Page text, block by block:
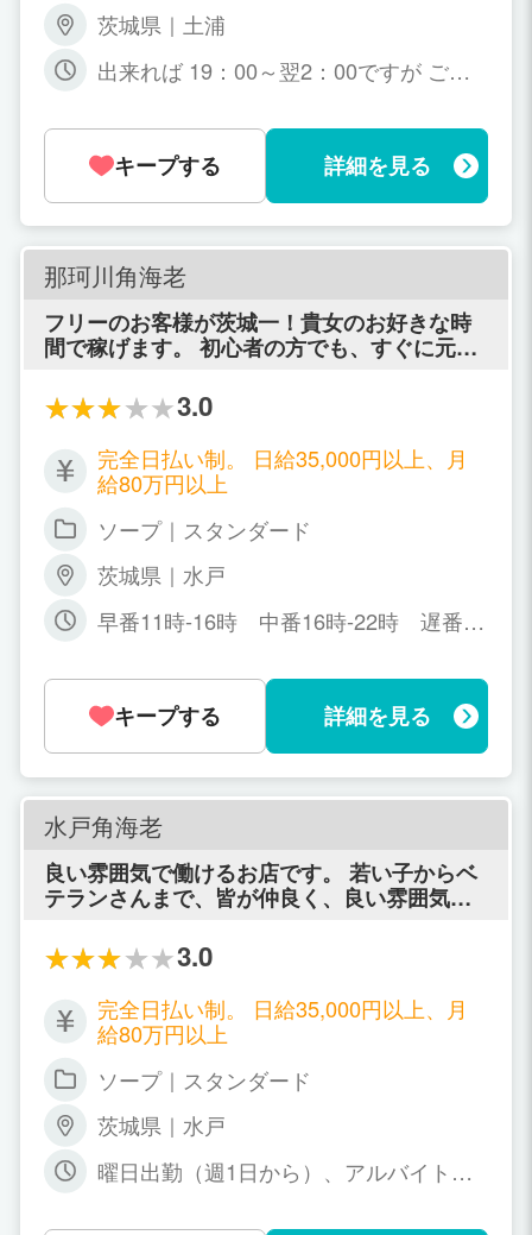
茨城県｜土浦
出来れば 19：00～翌2：00ですが ご都
キープする 詳細を見る
那珂川角海老
フリーのお客様が茨城一！貴女のお好きな時
間で稼げます。 初心者の方でも、すぐに元気
となっており、月に2～3日の出勤でもOKで
す。 他にもお客様のチェックOK、車通勤O
K、無料駐車場など、女の子が働きやすいポイ
ントが沢山あります。
3.0
完全日払い制。 日給35,000円以上、月
給80万円以上
ソープ｜スタンダード
茨城県｜水戸
早番11時-16時 中番16時-22時 遅番17
キープする
詳細を見る
水戸角海老
良い雰囲気で働けるお店です。 若い子からベ
テランさんまで、皆が仲良く、良い雰囲気で
週1日の出勤でもOKです。
3.0
完全日払い制。 日給35,000円以上、月
給80万円以上
ソープ｜スタンダード
茨城県｜水戸
曜日出勤（週1日から）、アルバイト、